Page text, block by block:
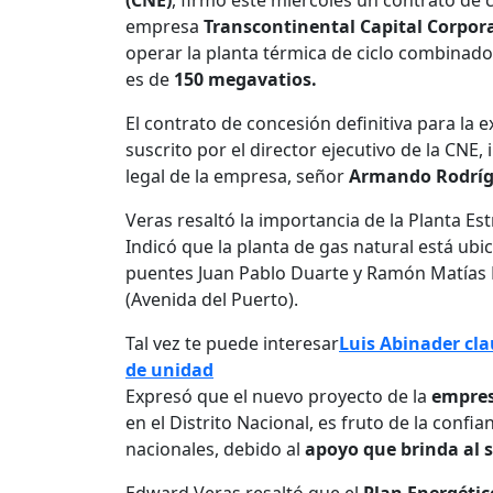
empresa Transcontinental Capital
operar la planta térmica de ciclo
es de 150 megavatios.
El contrato de concesión definitiva para la
suscrito por el director ejecutivo de la
legal de la empresa, señorArmando
Veras resaltó la importancia de la Planta
Indicó que la planta de gas natural está
puentes Juan Pablo Duarte y Ramón
(Avenida del Puerto).
Tal vez te puede interesarLuis Abinader
de unidad
Expresó que el nuevo proyecto de la
en el Distrito Nacional, es fruto de la
nacionales, debido al apoyo que brinda al